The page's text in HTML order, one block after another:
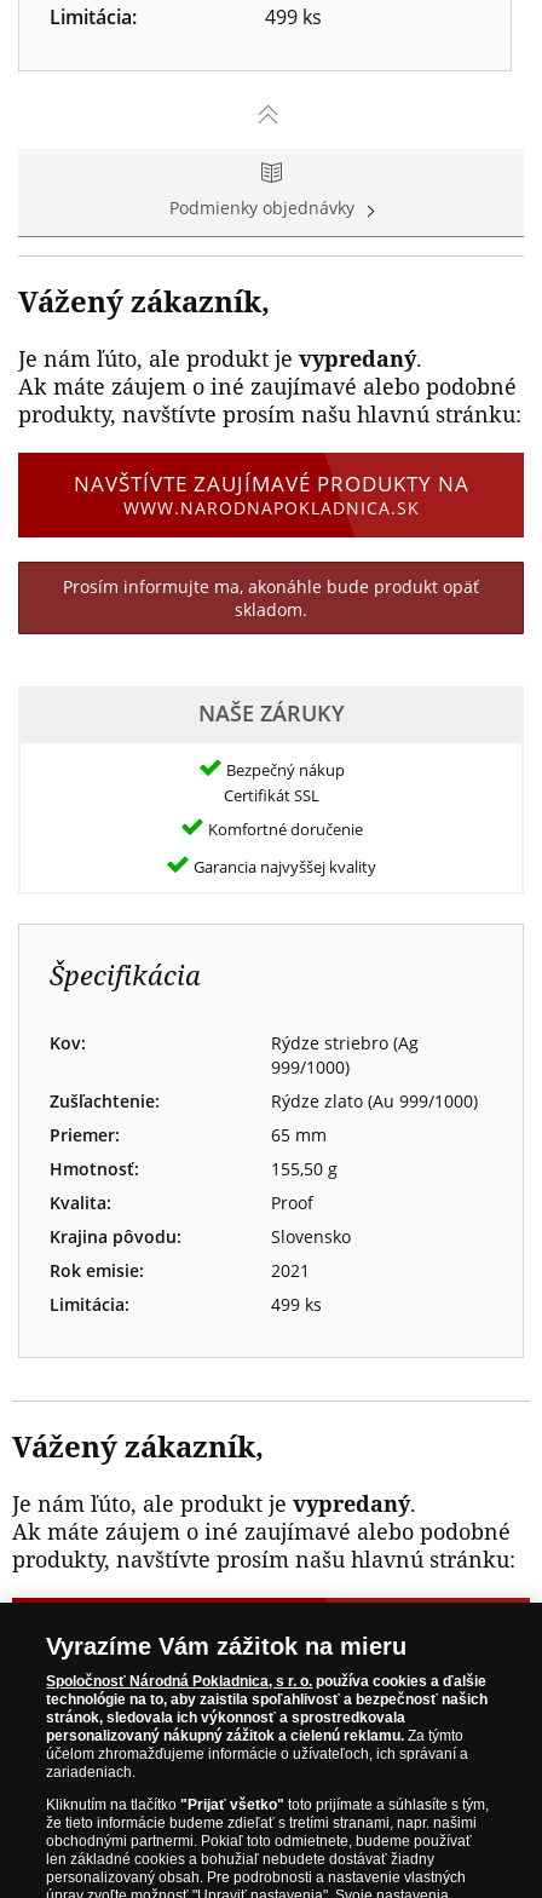
Limitácia:
499 ks
Podmienky objednávky
Vážený zákazník,
Je nám ľúto, ale produkt je vypredaný.
Ak máte záujem o iné zaujímavé alebo podobné
produkty, navštívte prosím našu hlavnú stránku:
NAVŠTÍVTE ZAUJÍMAVÉ PRODUKTY NA
WWW.NARODNAPOKLADNICA.SK
Prosím informujte ma, akonáhle bude produkt opäť
skladom.
NAŠE ZÁRUKY
Bezpečný nákup
Certifikát SSL
Komfortné doručenie
Garancia najvyššej kvality
Špecifikácia
Kov:
Rýdze striebro (Ag
999/1000)
Zušľachtenie:
Rýdze zlato (Au 999/1000)
Priemer:
65 mm
Hmotnosť:
155,50 g
Kvalita:
Proof
Krajina pôvodu:
Slovensko
Rok emisie:
2021
Limitácia:
499 ks
Vážený zákazník,
Je nám ľúto, ale produkt je vypredaný.
Ak máte záujem o iné zaujímavé alebo podobné
produkty, navštívte prosím našu hlavnú stránku:
WWW.NARODNAPOKLADNICA.SK
Prosím informujte ma, akonáhle bude produkt opäť
skladom.
NAŠE ZÁRUKY
Vyrazíme Vám zážitok na mieru
Spoločnosť Národná Pokladnica, s r. o. používa cookies a ďalšie
technológie na to, aby zaistila spoľahlivosť a bezpečnosť našich
stránok, sledovala ich výkonnosť a sprostredkovala
personalizovaný nákupný zážitok a cielenú reklamu. Za týmto
účelom zhromažďujeme informácie o užívateľoch, ich správaní a
zariadeniach.
Kliknutím na tlačítko"Prijať všetko" toto prijímate a súhlasíte s tým,
že tieto informácie budeme zdieľať s tretími stranami, napr. našimi
obchodnými partnermi. Pokiaľ toto odmietnete, budeme používať
len základné cookies a bohužiaľ nebudete dostávať žiadny
personalizovaný obsah. Pre podrobnosti a nastavenie vlastných